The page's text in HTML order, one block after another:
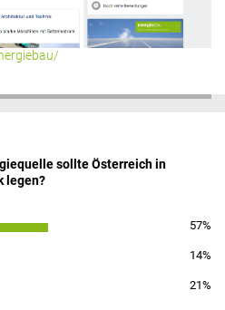
sollte Österreich in
legen?
57%
14%
21%